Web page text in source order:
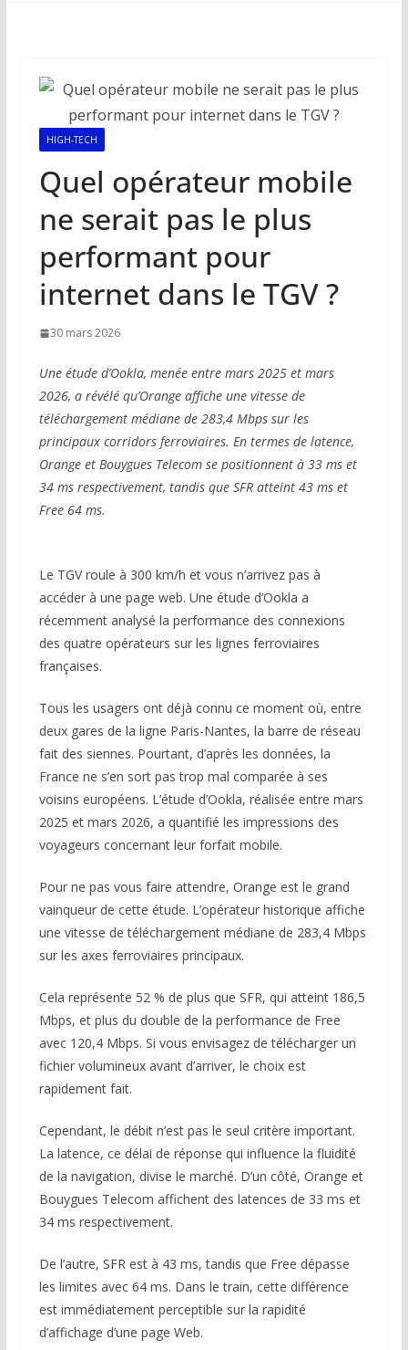
HIGH-TECH
Quel opérateur mobile
ne serait pas le plus
performant pour
internet dans le TGV ?
30 mars 2026
Une étude d’Ookla, menée entre mars 2025 et mars
2026, a révélé qu’Orange affiche une vitesse de
téléchargement médiane de 283,4 Mbps sur les
principaux corridors ferroviaires. En termes de latence,
Orange et Bouygues Telecom se positionnent à 33 ms et
34 ms respectivement, tandis que SFR atteint 43 ms et
Free 64 ms.
Le TGV roule à 300 km/h et vous n’arrivez pas à
accéder à une page web. Une étude d’Ookla a
récemment analysé la performance des connexions
des quatre opérateurs sur les lignes ferroviaires
françaises.
Tous les usagers ont déjà connu ce moment où, entre
deux gares de la ligne Paris-Nantes, la barre de réseau
fait des siennes. Pourtant, d’après les données, la
France ne s’en sort pas trop mal comparée à ses
voisins européens. L’étude d’Ookla, réalisée entre mars
2025 et mars 2026, a quantifié les impressions des
voyageurs concernant leur forfait mobile.
Pour ne pas vous faire attendre, Orange est le grand
vainqueur de cette étude. L’opérateur historique affiche
une vitesse de téléchargement médiane de 283,4 Mbps
sur les axes ferroviaires principaux.
Cela représente 52 % de plus que SFR, qui atteint 186,5
Mbps, et plus du double de la performance de Free
avec 120,4 Mbps. Si vous envisagez de télécharger un
fichier volumineux avant d’arriver, le choix est
rapidement fait.
Cependant, le débit n’est pas le seul critère important.
La latence, ce délai de réponse qui influence la fluidité
de la navigation, divise le marché. D’un côté, Orange et
Bouygues Telecom affichent des latences de 33 ms et
34 ms respectivement.
De l’autre, SFR est à 43 ms, tandis que Free dépasse
les limites avec 64 ms. Dans le train, cette différence
est immédiatement perceptible sur la rapidité
d’affichage d’une page Web.